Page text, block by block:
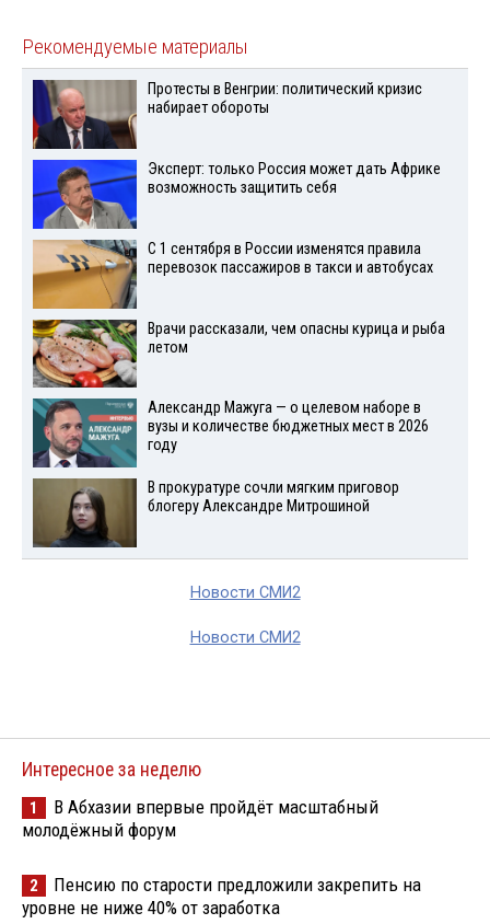
Рекомендуемые материалы
Протесты в Венгрии: политический кризис
набирает обороты
Эксперт: только Россия может дать Африке
возможность защитить себя
С 1 сентября в России изменятся правила
перевозок пассажиров в такси и автобусах
Врачи рассказали, чем опасны курица и рыба
летом
Александр Мажуга — о целевом наборе в
вузы и количестве бюджетных мест в 2026
году
В прокуратуре сочли мягким приговор
блогеру Александре Митрошиной
Новости СМИ2
Новости СМИ2
Интересное за неделю
1
В Абхазии впервые пройдёт масштабный
молодёжный форум
2
Пенсию по старости предложили закрепить на
уровне не ниже 40% от заработка